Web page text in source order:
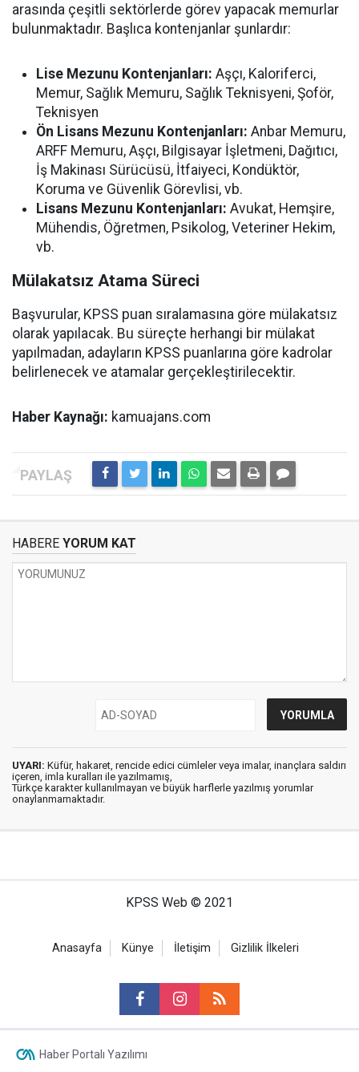
arasında çeşitli sektörlerde görev yapacak memurlar
bulunmaktadır. Başlıca kontenjanlar şunlardır:
Lise Mezunu Kontenjanları: Aşçı, Kaloriferci,
Memur, Sağlık Memuru, Sağlık Teknisyeni, Şoför,
Teknisyen
Ön Lisans Mezunu Kontenjanları: Anbar Memuru,
ARFF Memuru, Aşçı, Bilgisayar İşletmeni, Dağıtıcı,
İş Makinası Sürücüsü, İtfaiyeci, Kondüktör,
Koruma ve Güvenlik Görevlisi, vb.
Lisans Mezunu Kontenjanları: Avukat, Hemşire,
Mühendis, Öğretmen, Psikolog, Veteriner Hekim,
vb.
Mülakatsız Atama Süreci
Başvurular, KPSS puan sıralamasına göre mülakatsız
olarak yapılacak. Bu süreçte herhangi bir mülakat
yapılmadan, adayların KPSS puanlarına göre kadrolar
belirlenecek ve atamalar gerçekleştirilecektir.
Haber Kaynağı: kamuajans.com
HABERE YORUM KAT
UYARI: Küfür, hakaret, rencide edici cümleler veya imalar, inançlara saldırı
içeren, imla kuralları ile yazılmamış,
Türkçe karakter kullanılmayan ve büyük harflerle yazılmış yorumlar
onaylanmamaktadır.
KPSS Web © 2021
Anasayfa Künye İletişim Gizlilik İlkeleri
Haber Portalı Yazılımı